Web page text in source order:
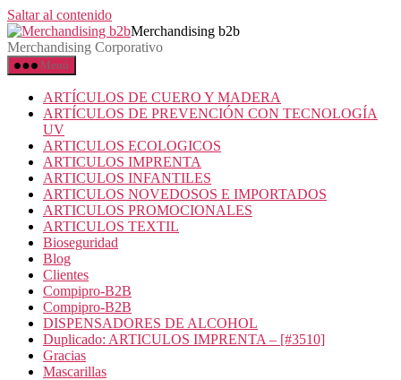
Saltar al contenido
Merchandising b2b
Merchandising Corporativo
Menú
ARTÍCULOS DE CUERO Y MADERA
ARTÍCULOS DE PREVENCIÓN CON TECNOLOGÍA
UV
ARTICULOS ECOLOGICOS
ARTICULOS IMPRENTA
ARTICULOS INFANTILES
ARTICULOS NOVEDOSOS E IMPORTADOS
ARTICULOS PROMOCIONALES
ARTICULOS TEXTIL
Bioseguridad
Blog
Clientes
Compipro-B2B
Compipro-B2B
DISPENSADORES DE ALCOHOL
Duplicado: ARTICULOS IMPRENTA – [#3510]
Gracias
Mascarillas